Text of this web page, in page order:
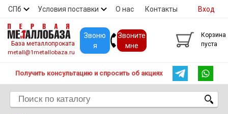
СПб Условия поставки О нас Контакты
Скидки Прайс Покупателям
Вход
База металлопроката
metall@1metallobaza.ru
Звоню
я
Звоните
мне
Корзина
пуста
Получить консультацию и спросить об акциях